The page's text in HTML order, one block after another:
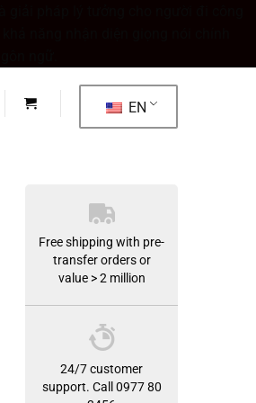
EN
Free shipping with pre-
transfer orders or
value > 2 million
24/7 customer
support. Call 0977 80